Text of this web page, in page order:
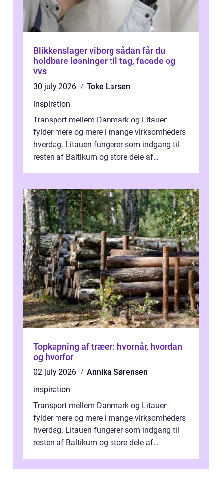
Blikkenslager viborg sådan får du
holdbare løsninger til tag, facade og
vvs
30 july 2026
Toke Larsen
inspiration
Transport mellem Danmark og Litauen
fylder mere og mere i mange virksomheders
hverdag. Litauen fungerer som indgang til
resten af Baltikum og store dele af
Topkapning af træer: hvornår, hvordan
og hvorfor
02 july 2026
Annika Sørensen
inspiration
Transport mellem Danmark og Litauen
fylder mere og mere i mange virksomheders
hverdag. Litauen fungerer som indgang til
resten af Baltikum og store dele af